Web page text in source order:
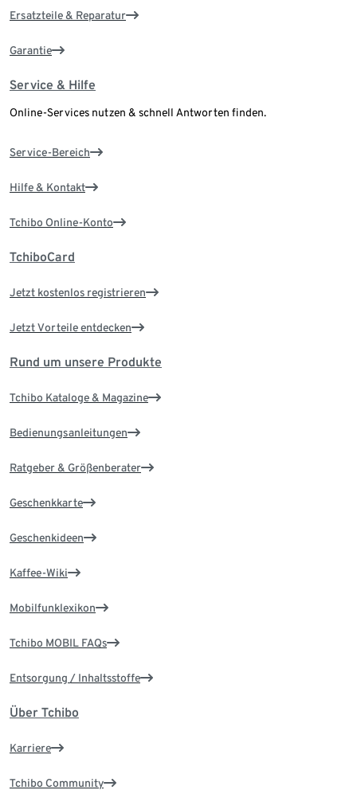
Ersatzteile & Reparatur
Garantie
Service & Hilfe
Online-Services nutzen & schnell Antworten finden.
Service-Bereich
Hilfe & Kontakt
Tchibo Online-Konto
TchiboCard
Jetzt kostenlos registrieren
Jetzt Vorteile entdecken
Rund um unsere Produkte
Tchibo Kataloge & Magazine
Bedienungsanleitungen
Ratgeber & Größenberater
Geschenkkarte
Geschenkideen
Kaffee-Wiki
Mobilfunklexikon
Tchibo MOBIL FAQs
Entsorgung / Inhaltsstoffe
Über Tchibo
Karriere
Tchibo Community